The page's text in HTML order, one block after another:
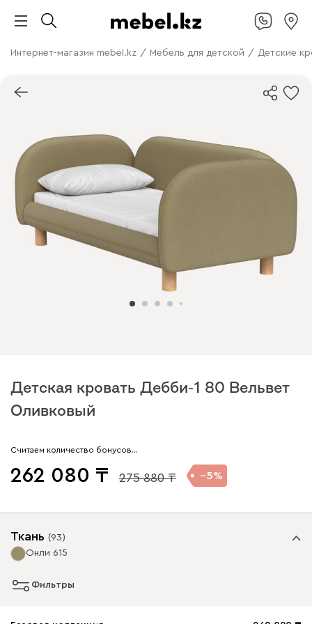
Интернет-магазин mebel.kz / Мебель для детской / Детские
Детская кровать Дебби-1 80 Вельвет
Оливковый
Считаем количество бонусов…
262 080 275 880 5
Ткань (93)
Онли 615
Фильтры